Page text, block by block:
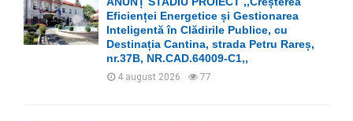
r
:
C
Eficienței Energetice și Gestionarea
Inteligentă în Clădirile Publice, cu
Destinația Cantina, strada Petru Rareș,
nr.37B, NR.CAD.64009-C1,,
4 august 2026 77